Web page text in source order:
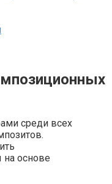
среди всех
основе